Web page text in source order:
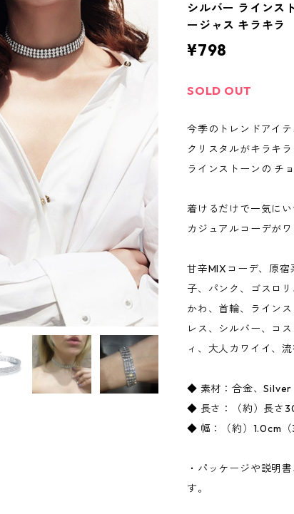
シルバー ラインス
ージャス キラキラ
¥798
SOLD OUT
今季のトレンドアイ
クリスタルがキラキ
ラインストーンの チ
着けるだけで一気に
カジュアルコーデが
甘辛MIXコーデ、原
子、パンク、ゴスロ
かわ、首輪、ライン
レス、シルバー、コ
ィ、大人カワイイ、
◆ 素材：合金、Silver
◆ 長さ：（約）長さ
◆ 幅：（約）1.0cm（
・パッケージや説明
す。